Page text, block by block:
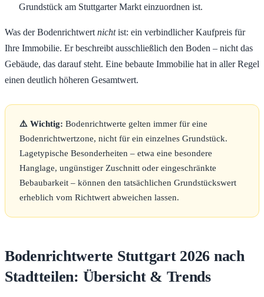
Grundstück am Stuttgarter Markt einzuordnen ist.
Was der Bodenrichtwert nichtist: ein verbindlicher Kaufpreis für
Ihre Immobilie. Er beschreibt ausschließlich den Boden – nicht das
Gebäude, das darauf steht. Eine bebaute Immobilie hat in aller Regel
einen deutlich höheren Gesamtwert.
⚠️ Wichtig: Bodenrichtwerte gelten immer für eine
Bodenrichtwertzone, nicht für ein einzelnes Grundstück.
Lagetypische Besonderheiten – etwa eine besondere
Hanglage, ungünstiger Zuschnitt oder eingeschränkte
Bebaubarkeit – können den tatsächlichen Grundstückswert
erheblich vom Richtwert abweichen lassen.
Bodenrichtwerte Stuttgart 2026 nach
Stadtteilen: Übersicht & Trends